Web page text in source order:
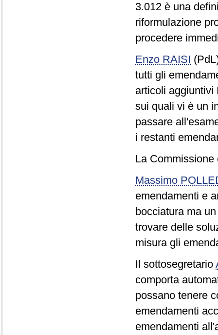
3.012 è una
riformulazione
procedere
Enzo RAISI
tutti gli
articoli aggiuntivi
sui quali vi è un
passare
i restanti
La Commissione
Massimo
emendamenti e
bocciatura ma
trovare delle
misura gli
Il sottosegretario
comporta
possano tenere
emendamenti
emendamenti